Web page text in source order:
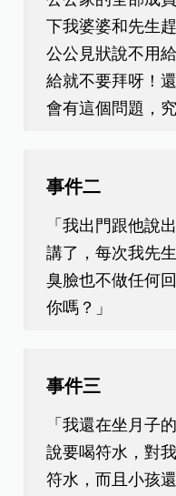
下我婆婆和先生
公公見狀說不用
給就不要拜呀！
會有這個問題，
事件二
「我出門跟他說
講了，每次我先
臭臉也不做任何
你嗎？」
事件三
「我還在坐月子
說要喝符水，對
符水，而且小孩